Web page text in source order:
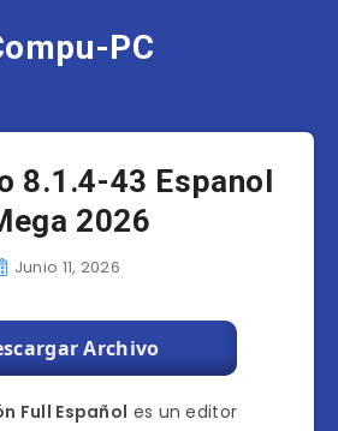
PC
8.1.4-43 Espanol
2026
Junio 11, 2026
Archivo
Full Español es un editor